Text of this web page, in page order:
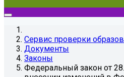
Сервис проверки
Документы
Законы
Федеральный закон от